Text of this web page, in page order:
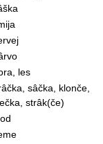
les
sâčka, klonče,
strâk(če)